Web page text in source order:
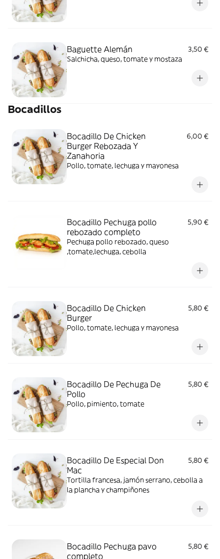
Baguette Alemán
3,50 €
Salchicha, queso, tomate y mostaza
Bocadillos
Bocadillo De Chicken
Burger Rebozada Y
Zanahoria
6,00 €
Pollo, tomate, lechuga y mayonesa
Bocadillo Pechuga pollo
rebozado completo
5,90 €
Pechuga pollo rebozado, queso
,tomate,lechuga, cebolla
Bocadillo De Chicken
Burger
5,80 €
Pollo, tomate, lechuga y mayonesa
Bocadillo De Pechuga De
Pollo
5,80 €
Pollo, pimiento, tomate
Bocadillo De Especial Don
Mac
5,80 €
Tortilla francesa, jamón serrano, cebolla a
la plancha y champiñones
Bocadillo Pechuga pavo
completo
5,80 €